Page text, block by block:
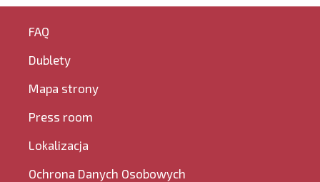
FAQ
Dublety
Mapa strony
Press room
Lokalizacja
Ochrona Danych Osobowych